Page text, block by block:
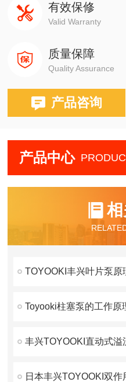
体、镀膜及科研设备。
有效保修
Valid Warranty
质量保障
Quality Assurance
产品咨询
产品中心
TOYOOKI丰兴叶片泵原
Toyooki柱塞泵的工作原
丰兴TOYOOKI直动式溢
日本丰兴TOYOOKI双